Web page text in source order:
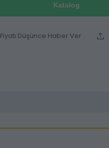
Katalog
Fiyatı Düşünce Haber Ver